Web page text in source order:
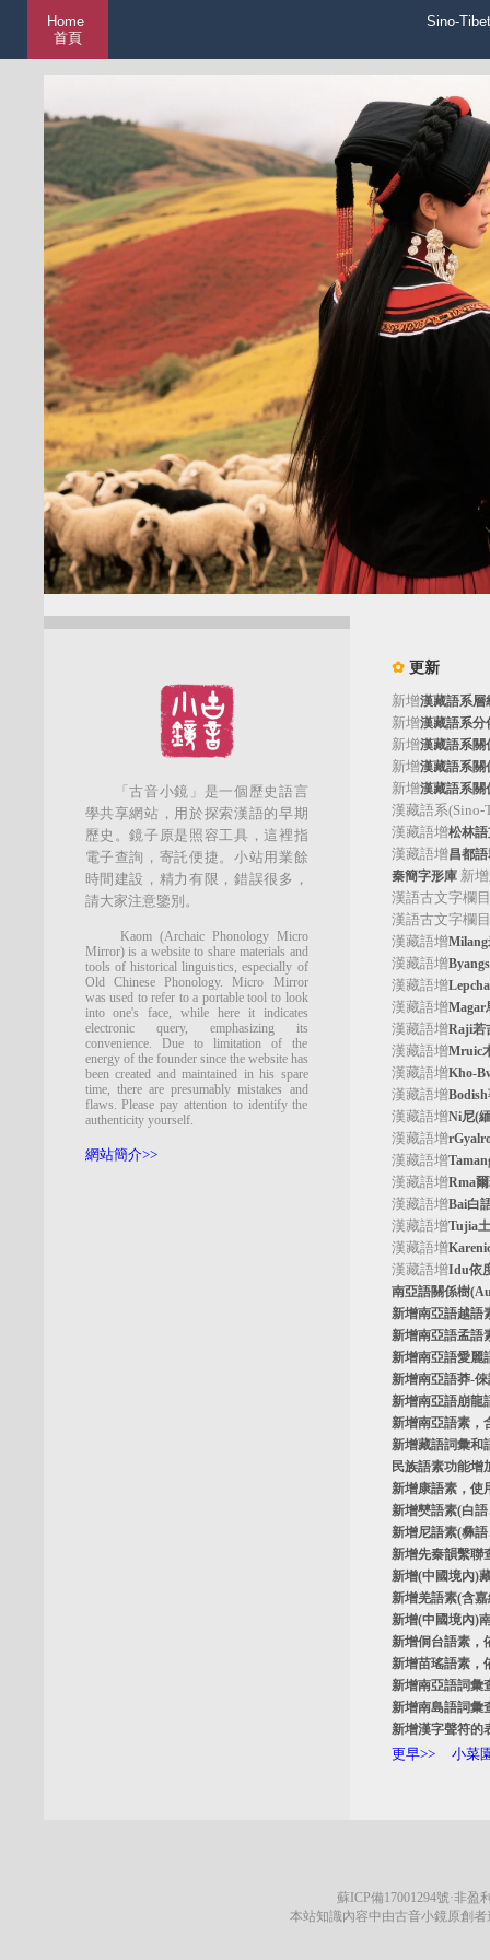
Home
首頁
Sino-
「古音小鏡」是一個歷史語言
學共享網站，用於探索漢語的早期
歷史。鏡子原是照容工具，這裡指
電子查詢，寄託便捷。小站用業餘
時間建設，精力有限，錯誤很多，
請大家注意鑒別。
Kaom (Archaic Phonology Micro
Mirror) is a website to share materials and
tools of historical linguistics, especially of
Old Chinese Phonology. Micro Mirror
was used to refer to a portable tool to look
into one's face, while here it indicates
electronic query, emphasizing its
convenience. Due to limitation of the
energy of the founder since the website has
been created and maintained in his spare
time, there are presumably mistakes and
flaws. Please pay attention to identify the
authenticity yourself.
網站簡介>>
✿ 更新
新增漢藏語系層
新增漢藏語系分
新增漢藏語系關
新增漢藏語系關
新增漢藏語系關
漢藏語系(Sino-
漢藏語增松林語
漢藏語增昌都語
秦簡字形庫新增
漢語古文字欄
漢語古文字欄
漢藏語增Milang
漢藏語增
漢藏語增
漢藏語增Magar
漢藏語增Raji若
漢藏語增Mruic
漢藏語增Kho-
漢藏語增
漢藏語增Ni尼(
漢藏語增
漢藏語增
漢藏語增Rma
漢藏語增Bai白
漢藏語增Tujia
漢藏語增
漢藏語增Idu依
南亞語關係樹
新增南亞語越語
新增南亞語孟語
新增南亞語愛麗
新增南亞語莽-倈
新增南亞語崩龍
新增南亞語素，
新增藏語詞彙和
民族語素功能
新增康語素，使
新增僰語素(白
新增尼語素(彝
新增先秦韻繫聯
新增(中國境內)
新增羌語素(含
新增(中國境內)
新增侗台語素，
新增苗瑤語素，
新增南亞語詞彙
新增南島語詞彙
新增漢字聲符的
更早>> 小菜
蘇ICP備17001294號·非盈
本站知識內容中由古音小鏡原創